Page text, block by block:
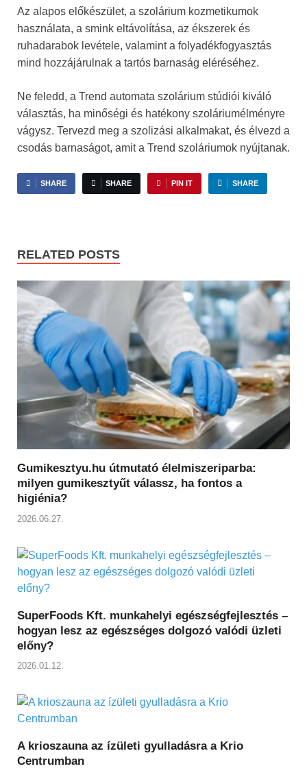
Az alapos előkészület, a szolárium kozmetikumok
használata, a smink eltávolítása, az ékszerek és
ruhadarabok levétele, valamint a folyadékfogyasztás
mind hozzájárulnak a tartós barnaság eléréséhez.
Ne feledd, a Trend automata szolárium stúdiói kiváló
választás, ha minőségi és hatékony szoláriumélményre
vágysz. Tervezd meg a szolizási alkalmakat, és élvezd a
csodás barnaságot, amit a Trend szoláriumok nyújtanak.
SHARE SHARE PIN IT SHARE
RELATED POSTS
Gumikesztyu.hu útmutató élelmiszeriparba:
milyen gumikesztyűt válassz, ha fontos a
higiénia?
2026.06.27.
SuperFoods Kft. munkahelyi egészségfejlesztés –
hogyan lesz az egészséges dolgozó valódi üzleti
előny?
2026.01.12.
A krioszauna az ízületi gyulladásra a Krio
Centrumban